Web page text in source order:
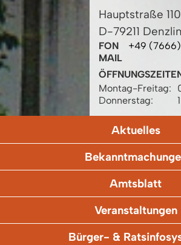
Hauptstraße 110
D-79211
FON
+49 (7666)
MAIL
Montag-Freitag:
Donnerstag:
Aktuelles
Amtsblatt
Veranstaltungen
Bürger- &